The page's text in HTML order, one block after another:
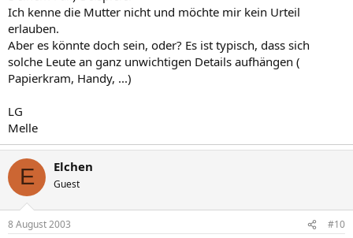
Ich kenne die Mutter nicht und möchte mir kein Urteil
erlauben.
Aber es könnte doch sein, oder? Es ist typisch, dass sich
solche Leute an ganz unwichtigen Details aufhängen (
Papierkram, Handy, ...)
LG
Melle
E Elchen
Guest
8 August 2003 #10